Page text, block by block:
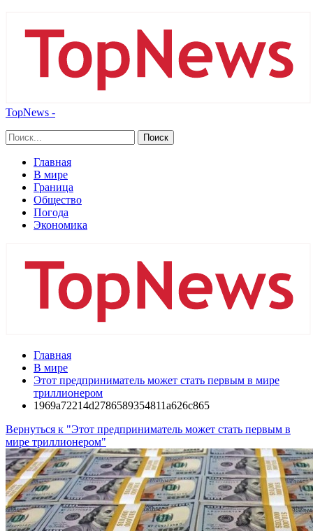
TopNews -
Главная
В мире
Граница
Общество
Погода
Экономика
Главная
В мире
Этот предприниматель может стать первым в мире
триллионером
1969a72214d2786589354811a626c865
Вернуться к "Этот предприниматель может стать первым в
мире триллионером"